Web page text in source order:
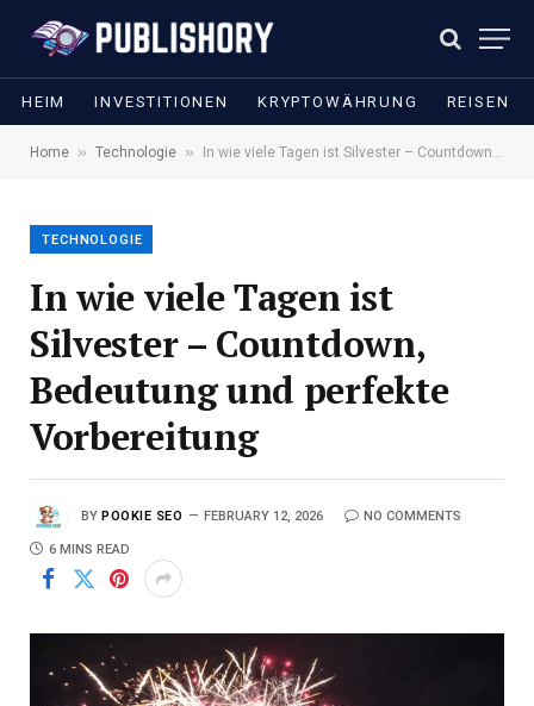
HEIM INVESTITIONEN KRYPTOWÄHRUNG REISEN
Home » Technologie » In wie viele Tagen ist Silvester – Countdown, Bedeutung und perfekte Vorbereitung
TECHNOLOGIE
In wie viele Tagen ist
Silvester – Countdown,
Bedeutung und perfekte
Vorbereitung
BY POOKIE SEO FEBRUARY 12, 2026 NO COMMENTS
6 MINS READ